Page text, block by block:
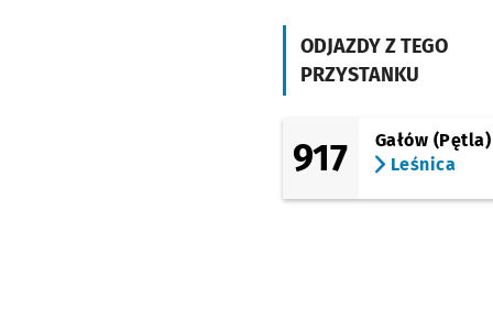
ODJAZDY Z TEGO
PRZYSTANKU
917
Gałów (Pętla)
Leśnica